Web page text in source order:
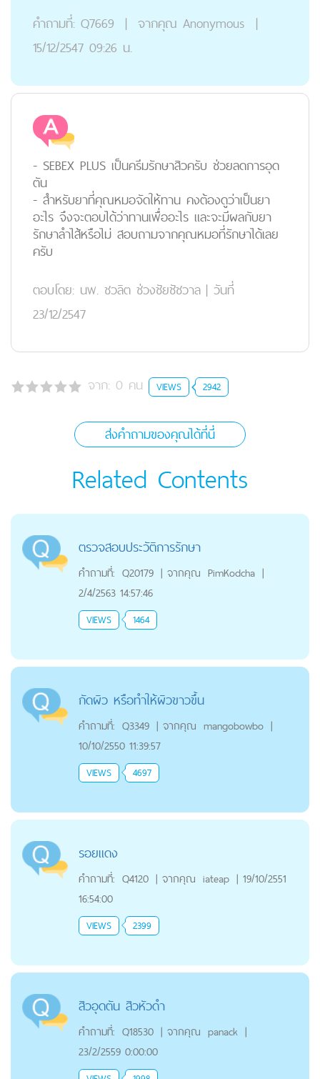
คำถามที่: Q7669 | จากคุณ Anonymous |
15/12/2547 09:26 น.
- SEBEX PLUS เป็นครีมรักษาสิวครับ ช่วยลดการอุด
ตัน
- สำหรับยาที่คุณหมอจัดให้ทาน คงต้องดูว่าเป็นยา
อะไร จึงจะตอบได้ว่าทานเพื่ออะไร และจะมีผลกับยา
รักษาลำไส้หรือไม่ สอบถามจากคุณหมอที่รักษาได้เลย
ครับ
ตอบโดย: นพ. ชวลิต ช่วงชัยชัชวาล | วันที่
23/12/2547
จาก: 0 คน VIEWS 2942
ส่งคำถามของคุณได้ที่นี่
Related Contents
ตรวจสอบประวัติการรักษา
คำถามที่: Q20179 | จากคุณ PimKodcha |
2/4/2563 14:57:46
VIEWS 1464
กัดผิว หรือทำให้ผิวขาวขึ้น
คำถามที่: Q3349 | จากคุณ mangobowbo |
10/10/2550 11:39:57
VIEWS 4697
รอยแดง
คำถามที่: Q4120 | จากคุณ iateap | 19/10/2551
16:54:00
VIEWS 2399
สิวอุดตัน สิวหัวดำ
คำถามที่: Q18530 | จากคุณ panack |
23/2/2559 0:00:00